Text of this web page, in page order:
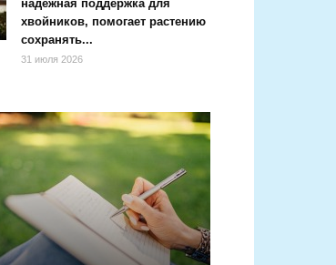
надёжная поддержка для
хвойников, помогает растению
сохранять...
31 июля 2026